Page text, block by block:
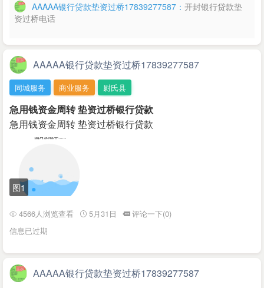
AAAAA银行贷款垫资过桥17839277587： 开封银行贷款垫
资过桥电话
AAAAA银行贷款垫资过桥17839277587
同城服务 商业服务 尉氏县
急用钱资金周转 垫资过桥银行贷款
急用钱资金周转 垫资过桥银行贷款
图1
4566人浏览查看 5月31日
评论一下(0)
信息已过期
AAAAA银行贷款垫资过桥17839277587